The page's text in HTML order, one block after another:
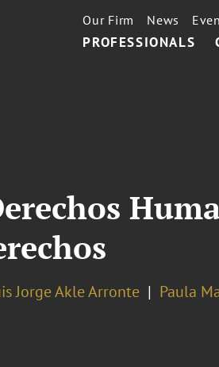
PROFESSIONALS
Our Firm News
Jorge Akle Arronte
Paula